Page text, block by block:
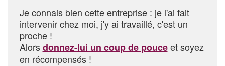
Je connais bien cette entreprise : je l'ai fait
intervenir chez moi, j'y ai travaillé, c'est un
proche !
Alorsdonnez-lui un coup de pouceet soyez
en récompensés !